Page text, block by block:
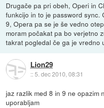
Drugače pa pri obeh, Operi in
funkcijo in to je password sync.
9, Opera pa se je še vedno
moram počakat pa bo verjetno
takrat pogledal če ga je vredno
Lion29
::5. dec 2010, 08:31
jaz razlik med 8 in 9 ne opazim
uporabljam